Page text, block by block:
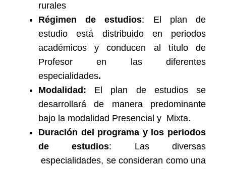
rurales
Régimen de estudios: El plan de
estudio está distribuido en periodos
académicos y conducen al título de
Profesor en las diferentes
especialidades.
Modalidad: El plan de estudios se
desarrollará de manera predominante
bajo la modalidad Presencial y Mixta.
Duración del programa y los periodos
de estudios: Las diversas
especialidades, se consideran como una